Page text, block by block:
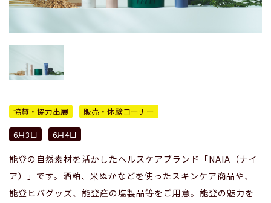
協賛・協力出展
販売・体験コーナー
6月3日
6月4日
能登の自然素材を活かしたヘルスケアブランド「NAIA（ナイ
ア）」です。酒粕、米ぬかなどを使ったスキンケア商品や、
能登ヒバグッズ、能登産の塩製品等をご用意。能登の魅力を